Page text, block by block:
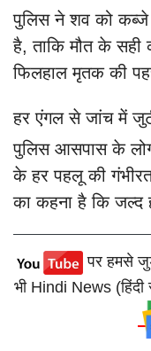
पुलिस ने शव को कब्जे
है, ताकि मौत के सही
फिलहाल मृतक की
हर एंगल से जांच में
पुलिस आसपास के
के हर पहलू की
का कहना है कि जल्द
पर हमसे
भी Hindi News